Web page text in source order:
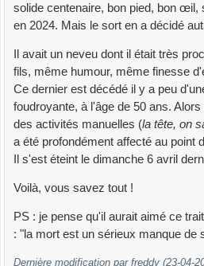
solide centenaire, bon pied, bon œil,
en 2024. Mais le sort en a décidé
Il avait un neveu dont il était très
fils, même humour, même finesse
Ce dernier est décédé il y a peu
foudroyante, à l'âge de 50 ans.
des activités manuelles (la tête, on
a été profondément affecté au point
Il s'est éteint le dimanche 6 avril
Voilà, vous savez tout !
PS : je pense qu'il aurait aimé ce
: "la mort est un sérieux manque de
Dernière modification par freddy (23-04-